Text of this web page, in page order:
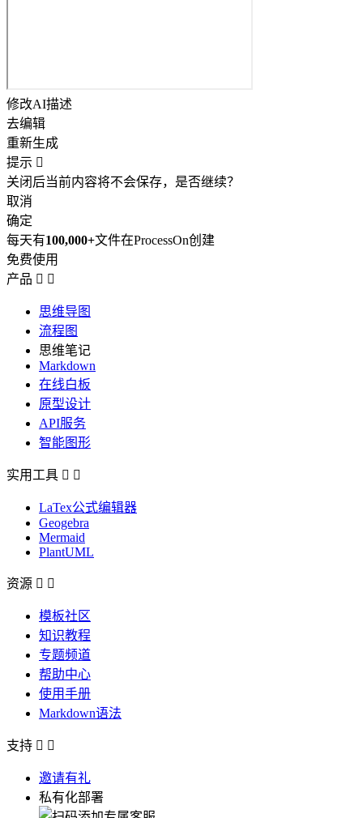
修改AI描述
去编辑
重新生成
提示 
关闭后当前内容将不会保存，是否继续？
取消
确定
每天有100,000+文件在ProcessOn创建
免费使用
产品  
思维导图
流程图
思维笔记
Markdown
在线白板
原型设计
API服务
智能图形
实用工具  
LaTex公式编辑器
Geogebra
Mermaid
PlantUML
资源  
模板社区
知识教程
专题频道
帮助中心
使用手册
Markdown语法
支持  
邀请有礼
私有化部署